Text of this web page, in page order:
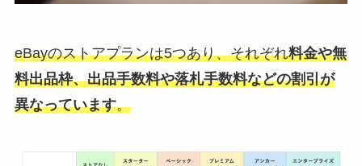
eBayのストアプランは5つあり、それぞれ料金や無
料出品枠、出品手数料や落札手数料などの割引が
異なっています。